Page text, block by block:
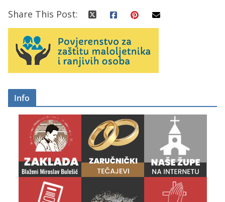
Share This Post:
Info